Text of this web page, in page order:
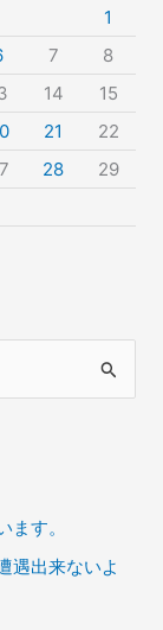
1
7
8
14
15
21
22
28
29
す。
遇出来ないよ